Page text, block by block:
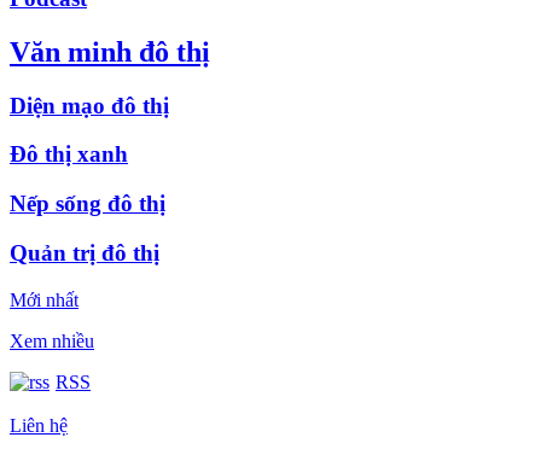
Văn minh đô thị
Diện mạo đô thị
Đô thị xanh
Nếp sống đô thị
Quản trị đô thị
Mới nhất
Xem nhiều
RSS
Liên hệ